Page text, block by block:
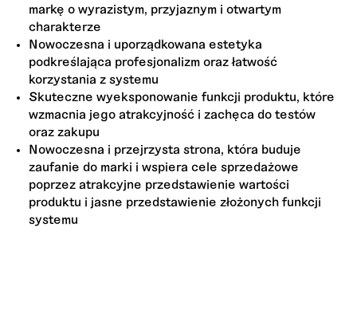
markę o wyrazistym, przyjaznym i otwartym
charakterze
Nowoczesna i uporządkowana estetyka
podkreślająca profesjonalizm oraz łatwość
korzystania z systemu
Skuteczne wyeksponowanie funkcji produktu, które
wzmacnia jego atrakcyjność i zachęca do testów
oraz zakupu
Nowoczesna i przejrzysta strona, która buduje
zaufanie do marki i wspiera cele sprzedażowe
poprzez atrakcyjne przedstawienie wartości
produktu i jasne przedstawienie złożonych funkcji
systemu